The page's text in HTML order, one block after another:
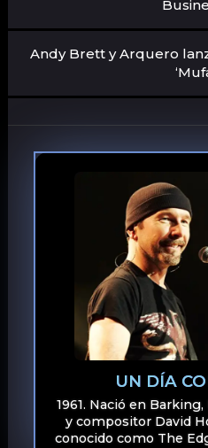
Andy Brett y Arquero
UN DÍA
1961. Nació en
y compositor David
conocido como The